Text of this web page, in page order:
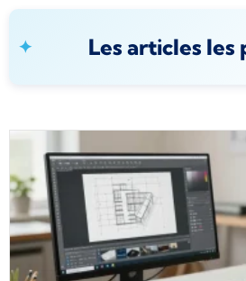
Les articles les